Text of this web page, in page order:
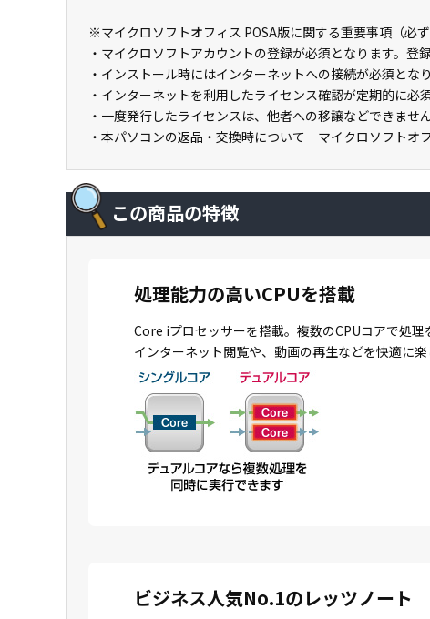
※マイクロソフトオフィス POSA版に関する重要事項（必ず
・マイクロソフトアカウントの登録が必須となります。登
・インストール時にはインターネットへの接続が必須となり
・インターネットを利用したライセンス確認が定期的に必
・一度発行したライセンスは、他者への移譲などできません
・本パソコンの返品・交換時について マイクロソフトオ
この商品の特徴
処理能力の高いCPUを搭載
Core iプロセッサーを搭載。複数のCPUコアで処
インターネット閲覧や、動画の再生などを快適に楽
ビジネス人気No.1のレッツノート